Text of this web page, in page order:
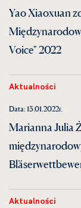
Yao Xiaoxuan
Voice" 2022
Aktualności
Data: 13.01.2022r.
Marianna Julia
Aktualności